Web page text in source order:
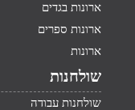
ארונות בגדים
ארונות ספרים
ארונות
שולחנות
שולחנות עבודה